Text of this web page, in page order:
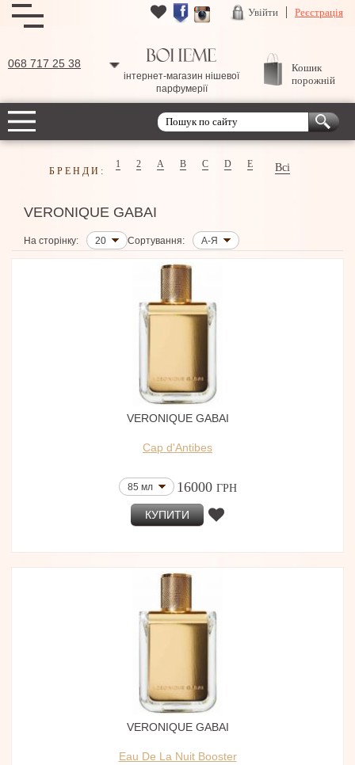
Увійти Реєстрація
068 717 25 38
інтернет-магазин нішевої
парфумерії
Кошик
порожній
БРЕНДИ:
1 2 A B C D E Всі
VERONIQUE GABAI
На сторінку: 20 Сортування: А-Я
VERONIQUE GABAI
Cap d'Antibes
85 мл 16000 ГРН
КУПИТИ
VERONIQUE GABAI
Eau De La Nuit Booster